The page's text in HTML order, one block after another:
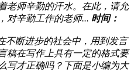
老师辛勤的汗水。在此，请允
对辛勤工作的老师... 时间：
不断进步的社会中，用到发言
稿在写作上具有一定的格式要
写才正确吗？下面是小编为大